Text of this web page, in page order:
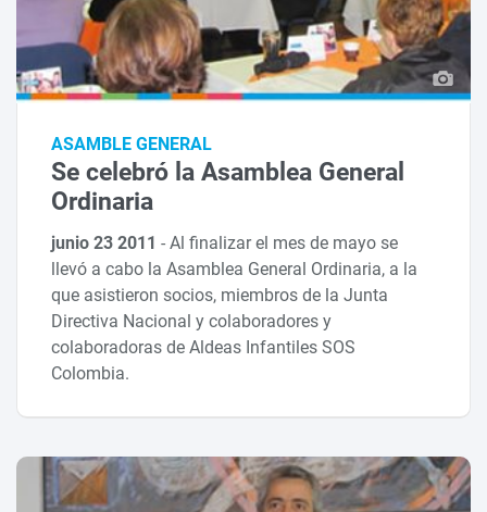
ASAMBLE GENERAL
Se celebró la Asamblea General
Ordinaria
junio 23 2011-Al finalizar el mes de mayo se
llevó a cabo la Asamblea General Ordinaria, a la
que asistieron socios, miembros de la Junta
Directiva Nacional y colaboradores y
colaboradoras de Aldeas Infantiles SOS
Colombia.